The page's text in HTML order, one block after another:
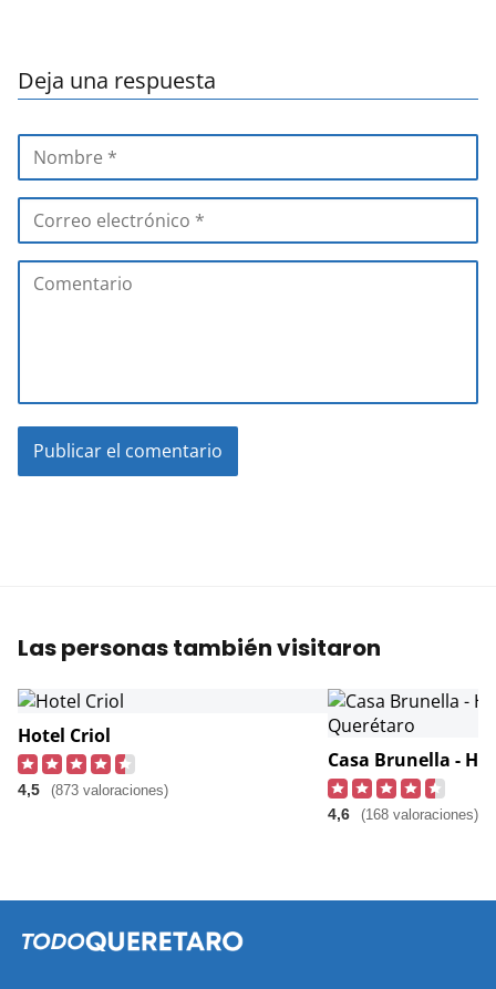
Deja una respuesta
Las personas también visitaron
Hotel Criol
4,5 (873 valoraciones)
4,6 (168 valoraciones)